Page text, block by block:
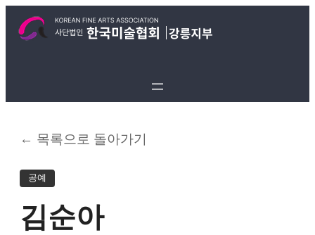
← 목록으로 돌아가기
공예
김순아